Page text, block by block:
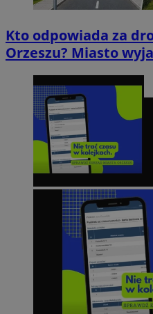
Kto odpowiada za
Orzeszu? Miasto